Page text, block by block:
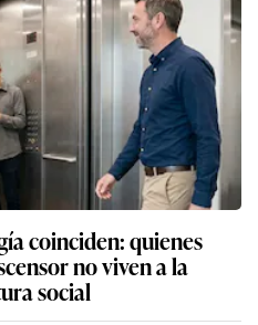
coinciden: quienes
no viven a la
social